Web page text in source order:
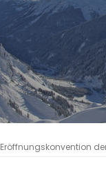
Eröffnungskonvention